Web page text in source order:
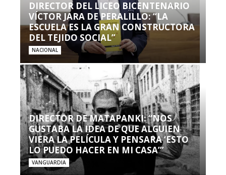
DIRECTOR DEL LICEO BICENTENARIO
VÍCTOR JARA DE PERALILLO: “LA
ESCUELA ES LA GRAN CONSTRUCTORA
DEL TEJIDO SOCIAL”
NACIONAL
DIRECTOR DE MATAPANKI: “NOS
GUSTABA LA IDEA DE QUE ALGUIEN
VIERA LA PELÍCULA Y PENSARA ‘ESTO
LO PUEDO HACER EN MI CASA’”
VANGUARDIA